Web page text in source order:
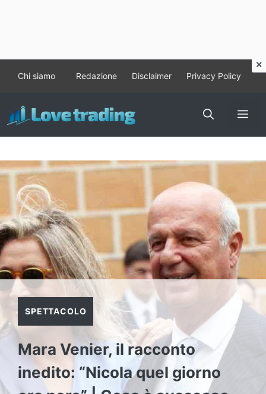
contenuto
Chi siamo Redazione Disclaimer Privacy Policy
SPETTACOLO
Mara Venier, il racconto
inedito: “Nicola quel giorno